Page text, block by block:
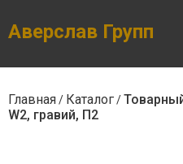
content
Аверслав Групп
Главная/ Каталог/
W2, гравий, П2